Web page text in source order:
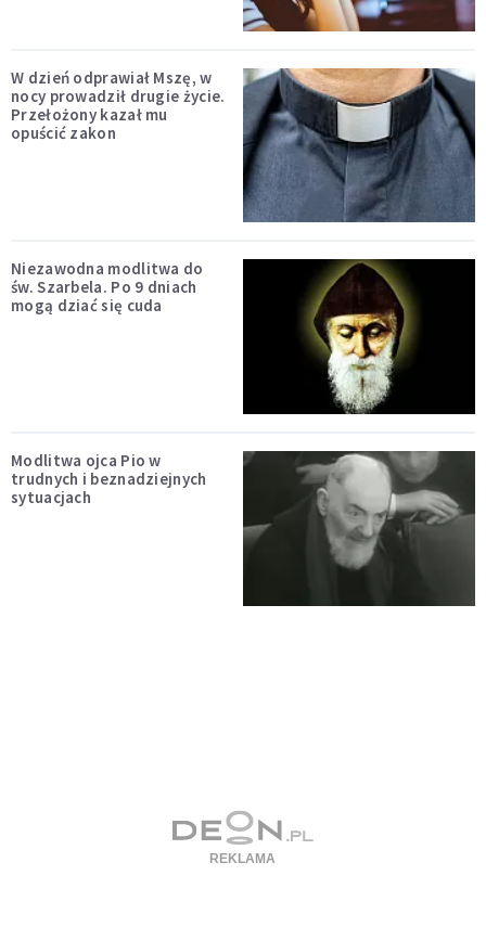
W dzień odprawiał Mszę, w
nocy prowadził drugie życie.
Przełożony kazał mu
opuścić zakon
Niezawodna modlitwa do
św. Szarbela. Po 9 dniach
mogą dziać się cuda
Modlitwa ojca Pio w
trudnych i beznadziejnych
sytuacjach